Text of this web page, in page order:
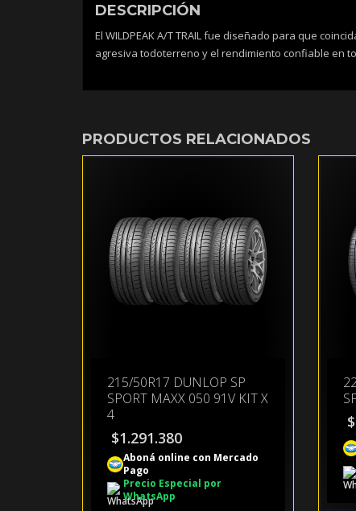
DESCRIPCIÓN
El WILDPEAK A/T TRAIL fue diseñado para que
agresiva todoterreno y el rendimiento confiable en
PRODUCTOS RELACIONADOS
215/50R17 DUNLOP SP
SPORT MAXX 050 91V KIT X
4
$1.291.380
Aboná online con Mercado
Pago
Precio Especial por
WhatsApp
$